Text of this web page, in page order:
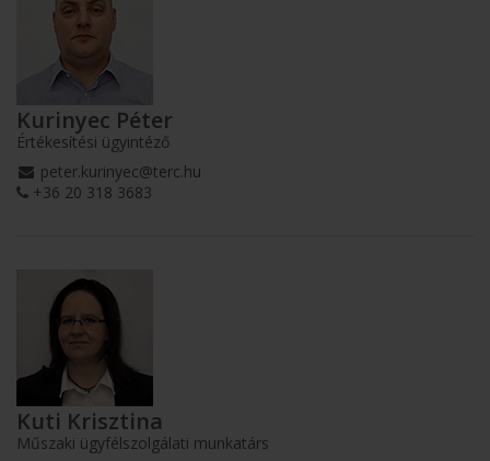
Kurinyec Péter
Értékesítési ügyintéző
peter.kurinyec@terc.hu
+36 20 318 3683
Kuti Krisztina
Műszaki ügyfélszolgálati munkatárs